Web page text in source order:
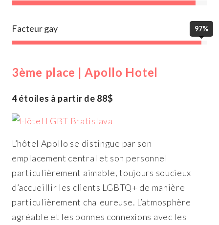
Facteur gay 97%
3ème place | Apollo Hotel
4 étoiles à partir de 88$
L’hôtel Apollo se distingue par son
emplacement central et son personnel
particulièrement aimable, toujours soucieux
d’accueillir les clients LGBTQ+ de manière
particulièrement chaleureuse. L’atmosphère
agréable et les bonnes connexions avec les